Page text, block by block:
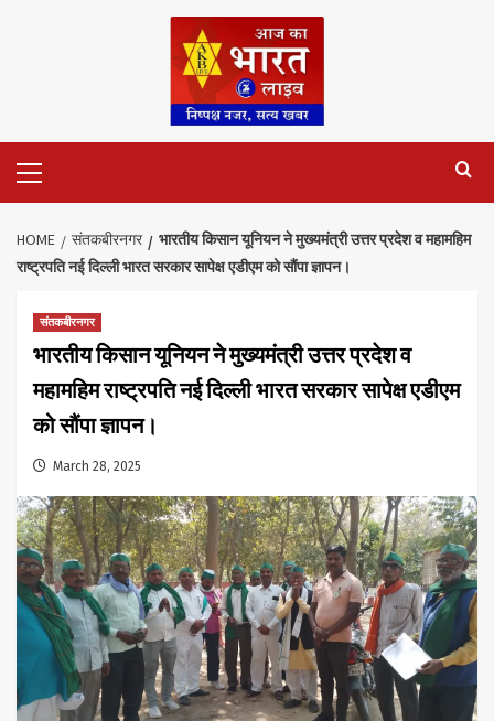
Menu
HOME संतकबीरनगर
भारतीय किसान यूनियन ने मुख्यमंत्री उत्तर प्रदेश व महामहिम
राष्ट्रपति नई दिल्ली भारत सरकार सापेक्ष एडीएम को सौंपा ज्ञापन।
संतकबीरनगर
भारतीय किसान यूनियन ने मुख्यमंत्री उत्तर प्रदेश व
महामहिम राष्ट्रपति नई दिल्ली भारत सरकार सापेक्ष एडीएम
को सौंपा ज्ञापन।
March 28, 2025